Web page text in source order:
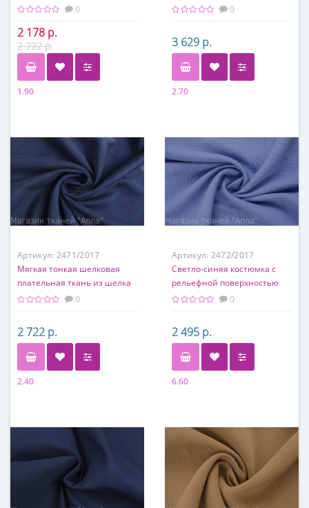
0
2 178 р.
2 722 р.
1.90
ткань с вафельным
0
3 629 р.
2.70
Артикул: 2471/2017
Мягкая тонкая шелковая
плательная ткань из шелка
и хлопка
0
2 722 р.
2.40
Артикул: 2472/2017
Светло-синяя костюмка с
рельефной поверхностью
0
2 495 р.
6.60